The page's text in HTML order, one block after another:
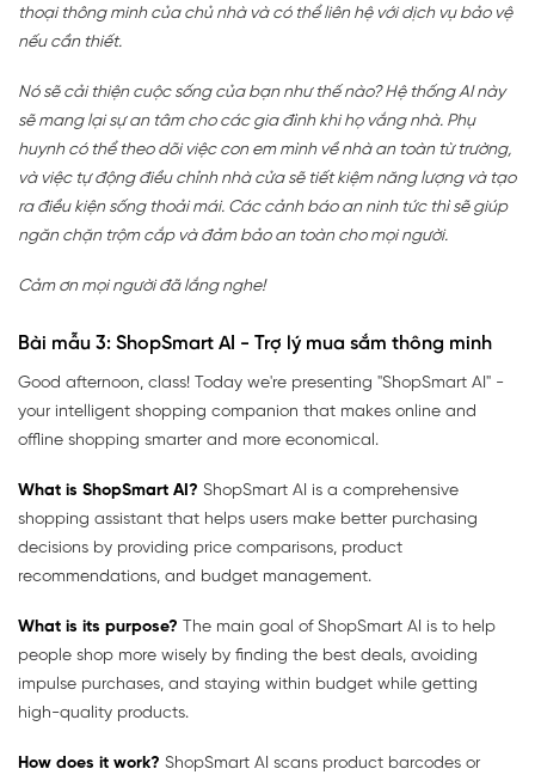
thoại thông minh của chủ nhà và có thể liên hệ với dịch vụ bảo vệ
nếu cần thiết.
Nó sẽ cải thiện cuộc sống của bạn như thế nào? Hệ thống AI này
sẽ mang lại sự an tâm cho các gia đình khi họ vắng nhà. Phụ
huynh có thể theo dõi việc con em mình về nhà an toàn từ trường,
và việc tự động điều chỉnh nhà cửa sẽ tiết kiệm năng lượng và tạo
ra điều kiện sống thoải mái. Các cảnh báo an ninh tức thì sẽ giúp
ngăn chặn trộm cắp và đảm bảo an toàn cho mọi người.
Cảm ơn mọi người đã lắng nghe!
Bài mẫu 3: ShopSmart AI - Trợ lý mua sắm thông minh
Good afternoon, class! Today we're presenting "ShopSmart AI" -
your intelligent shopping companion that makes online and
offline shopping smarter and more economical.
What is ShopSmart AI? ShopSmart AI is a comprehensive
shopping assistant that helps users make better purchasing
decisions by providing price comparisons, product
recommendations, and budget management.
What is its purpose? The main goal of ShopSmart AI is to help
people shop more wisely by finding the best deals, avoiding
impulse purchases, and staying within budget while getting
high-quality products.
How does it work? ShopSmart AI scans product barcodes or